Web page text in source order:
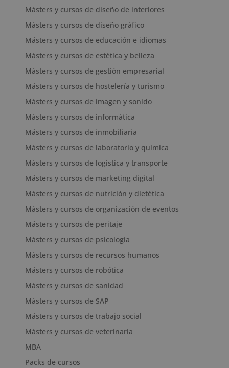
Másters y cursos de diseño de interiores
Másters y cursos de diseño gráfico
Másters y cursos de educación e idiomas
Másters y cursos de estética y belleza
Másters y cursos de gestión empresarial
Másters y cursos de hostelería y turismo
Másters y cursos de imagen y sonido
Másters y cursos de informática
Másters y cursos de inmobiliaria
Másters y cursos de laboratorio y química
Másters y cursos de logística y transporte
Másters y cursos de marketing digital
Másters y cursos de nutrición y dietética
Másters y cursos de organización de eventos
Másters y cursos de peritaje
Másters y cursos de psicología
Másters y cursos de recursos humanos
Másters y cursos de robótica
Másters y cursos de sanidad
Másters y cursos de SAP
Másters y cursos de trabajo social
Másters y cursos de veterinaria
MBA
Packs de cursos